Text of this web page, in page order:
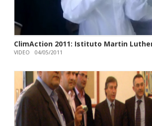
ClimAction 2011: Istituto Martin
VIDEO 04/05/2011